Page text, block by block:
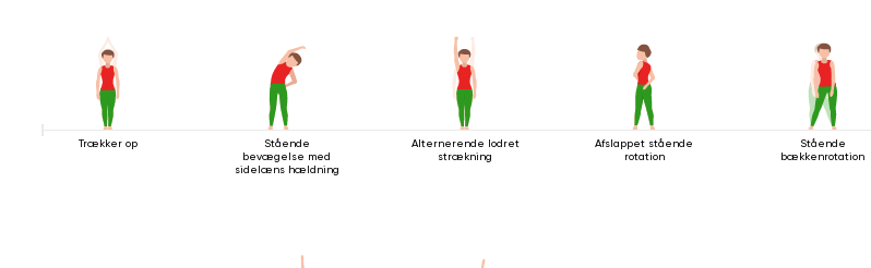
Trækker op
Stående
bevægelse med
sidelæns hældning
Alternerende lodret
strækning
Afslappet stående
rotation
Stående
bækkenrotation